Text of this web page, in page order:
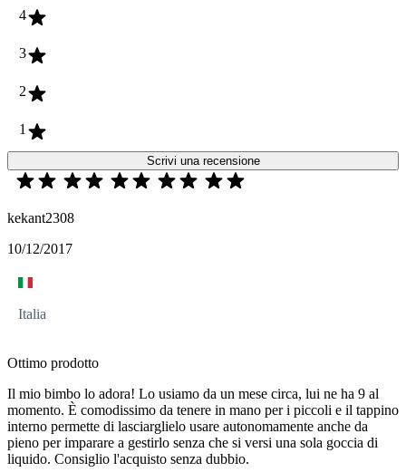
4
3
2
1
Scrivi una recensione
kekant2308
10/12/2017
Italia
Ottimo prodotto
Il mio bimbo lo adora! Lo usiamo da un mese circa, lui ne ha 9 al
momento. È comodissimo da tenere in mano per i piccoli e il tappino
interno permette di lasciarglielo usare autonomamente anche da
pieno per imparare a gestirlo senza che si versi una sola goccia di
liquido. Consiglio l'acquisto senza dubbio.